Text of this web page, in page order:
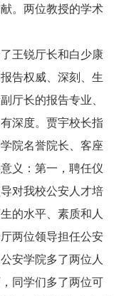
。两位教授的学术
王锐厅长和白少康
告权威、深刻、生
厅长的报告专业、
深度。贾宇校长指
院名誉院长、客座
义：第一，聘任仪
对我校公安人才培
的水平、素质和人
两位领导担任公安
安学院多了两位人
同学们多了两位可